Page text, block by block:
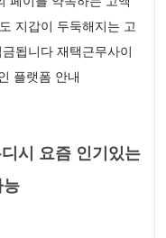
지갑이 두둑해지는 고
됩니다 재택근무사이
플랫폼 안내
시 요즘 인기있는